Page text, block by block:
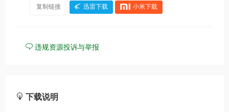
复制链接 迅雷下载 小米下载
违规资源投诉与举报
下载说明